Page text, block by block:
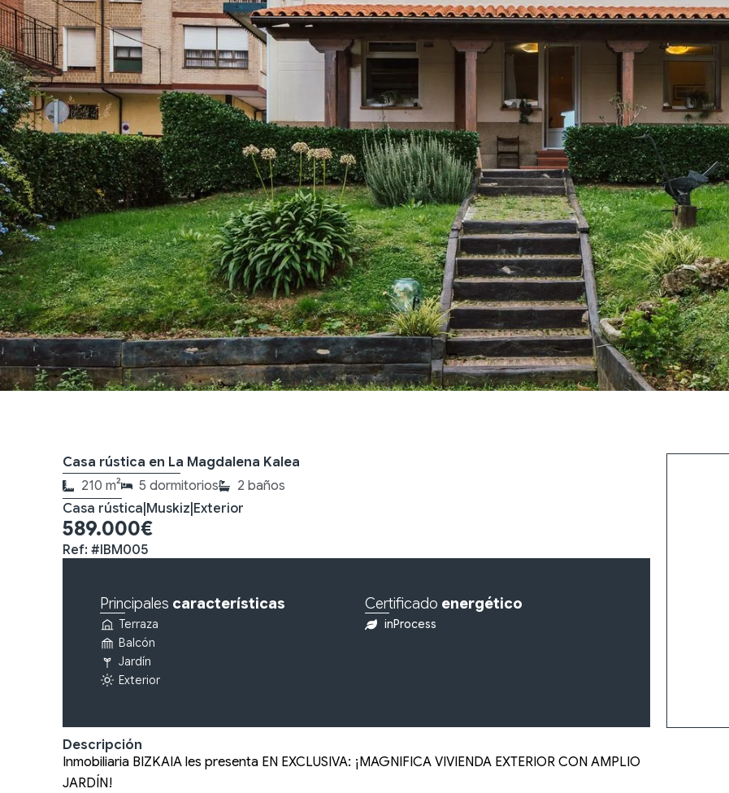
Casa rústica en La Magdalena Kalea
210 m²
5 dormitorios
2 baños
Casa rústica Muskiz Exterior
589.000€
Ref: #IBM005
Principales características
Terraza
Balcón
Jardín
Exterior
Certificado energético
inProcess
Descripción
Inmobiliaria BIZKAIA les presenta EN EXCLUSIVA: ¡MAGNIFICA VIVIENDA EXTERIOR CON AMPLIO
JARDÍN!